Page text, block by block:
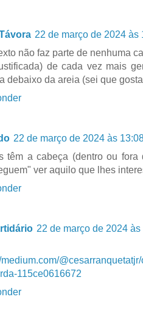
22 de março de 2024 às
não faz parte de nenhuma
de cada vez mais
debaixo da areia (sei que
22 de março de 2024 às
têm a cabeça (dentro ou
ver aquilo que lhes
22 de março de 2024 às
medium.com/
115ce0616672